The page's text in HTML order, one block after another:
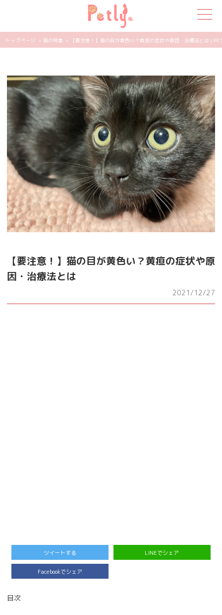
猫の特集
ペット用品
飼い主さんの悩み
ペットの気持ち
知って得する
エンタメ
トップページ > 猫の特集 > 【要注意！】猫の目が黄色い？黄疸の症状や原因・治療法とは |
【要注意！】猫の目が黄色い？黄疸の症状や原
因・治療法とは
2021/12/27
ツイートする LINEでシェア
Facebookでシェア
目次